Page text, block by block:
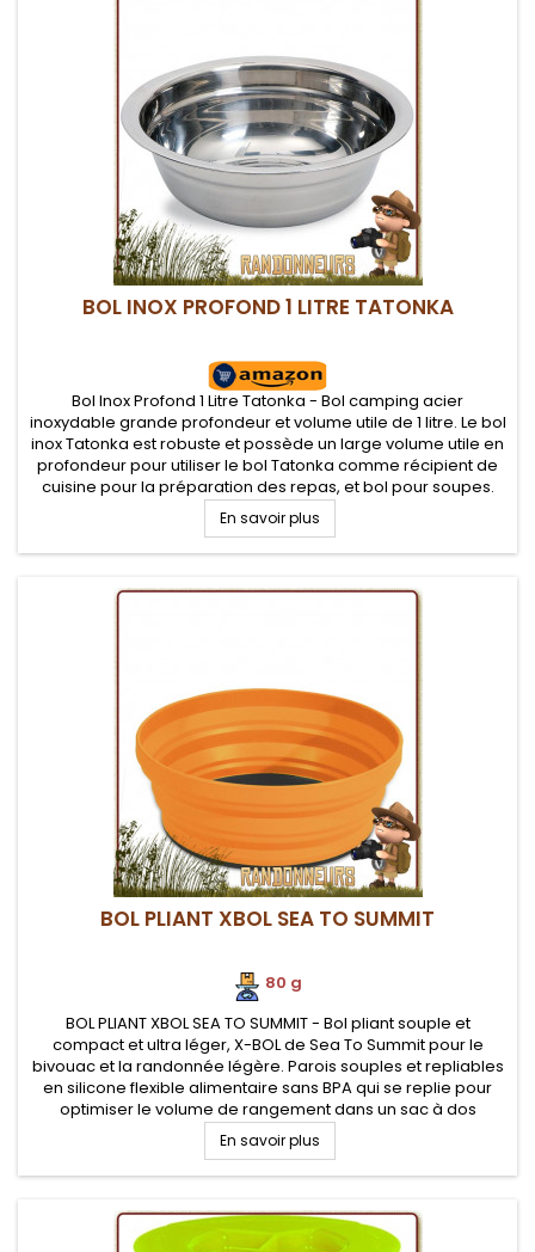
BOL INOX PROFOND 1 LITRE TATONKA
Bol Inox Profond 1 Litre Tatonka - Bol camping acier
inoxydable grande profondeur et volume utile de 1 litre. Le bol
inox Tatonka est robuste et possède un large volume utile en
profondeur pour utiliser le bol Tatonka comme récipient de
cuisine pour la préparation des repas, et bol pour soupes.
Large collerette pour un meilleur maintien
En savoir plus
BOL PLIANT XBOL SEA TO SUMMIT
80 g
BOL PLIANT XBOL SEA TO SUMMIT - Bol pliant souple et
compact et ultra léger, X-BOL de Sea To Summit pour le
bivouac et la randonnée légère. Parois souples et repliables
en silicone flexible alimentaire sans BPA qui se replie pour
optimiser le volume de rangement dans un sac à dos
randonnée ou dans une popote de camping
En savoir plus